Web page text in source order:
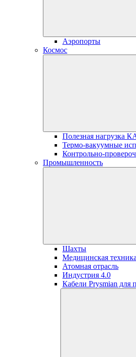
Аэропорты
Космос
Полезная нагрузка
Термо-вакуумные
Контрольно-
Промышленность
Шахты
Медицинская техника
Атомная отрасль
Индустрия 4.0
Кабели Prysmian для